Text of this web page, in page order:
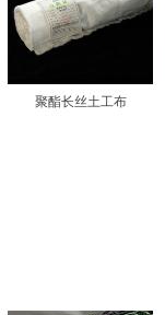
聚酯长丝土工布